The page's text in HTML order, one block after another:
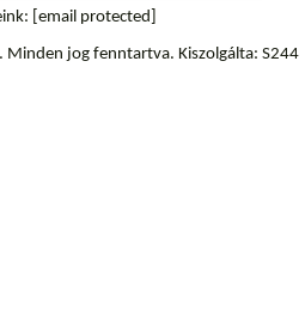
[email protected]
Minden jog fenntartva. Kiszolgálta: S244